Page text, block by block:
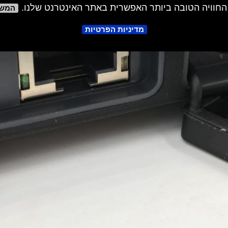
הטובה ביותר האפשרית באתר האינטרנט שלנו.
מדיניות הפרטיות